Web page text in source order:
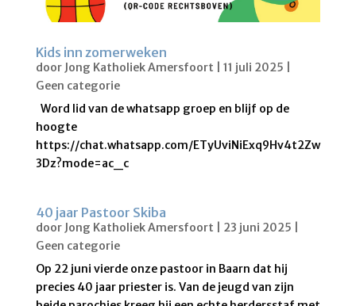
Kids inn zomerweken
door Jong Katholiek Amersfoort 11 juli 2025
Geen categorie
Word lid van de whatsapp groep en blijf op de
hoogte
https://chat.whatsapp.com/ETyUviNiExq9Hv4t2Zw
3Dz?mode=ac_c
40 jaar Pastoor Skiba
door Jong Katholiek Amersfoort 23 juni 2025
Geen categorie
Op 22 juni vierde onze pastoor in Baarn dat hij
precies 40 jaar priester is. Van de jeugd van zijn